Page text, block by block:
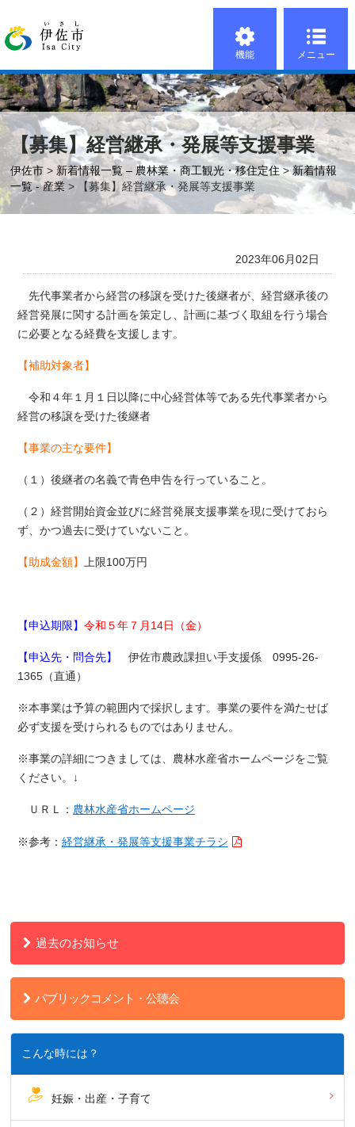
機能 メニュー
【募集】経営継承・発展等支援事業
伊佐市 > 新着情報一覧 – 農林業・商工観光・移住定住 >新着情報
一覧 - 産業 > 【募集】経営継承・発展等支援事業
2023年06月02日
先代事業者から経営の移譲を受けた後継者が、経営継承後の
経営発展に関する計画を策定し、計画に基づく取組を行う場合
に必要となる経費を支援します。
【補助対象者】
令和４年１月１日以降に中心経営体等である先代事業者から
経営の移譲を受けた後継者
【事業の主な要件】
（１）後継者の名義で青色申告を行っていること。
（２）経営開始資金並びに経営発展支援事業を現に受けておら
ず、かつ過去に受けていないこと。
【助成金額】 上限100万円
【申込期限】 令和５年７月14日（金）
【申込先・問合先】
伊佐市農政課担い手支援係 0995-26-
1365（直通）
※本事業は予算の範囲内で採択します。事業の要件を満たせば
必ず支援を受けられるものではありません。
※事業の詳細につきましては、農林水産省ホームページをご覧
ください。
↓
ＵＲＬ： 農林水産省ホームページ
※参考： 経営継承・発展等支援事業チラシ
過去のお知らせ
パブリックコメント・公聴会
こんな時には？
妊娠・出産・子育て